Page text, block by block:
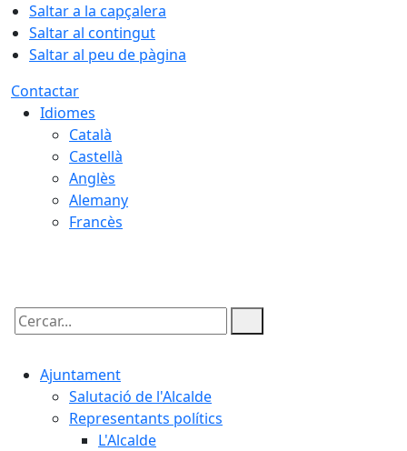
Saltar a la capçalera
Saltar al contingut
Saltar al peu de pàgina
Contactar
Idiomes
Català
Castellà
Anglès
Alemany
Francès
Cercar:
Ajuntament
Salutació de l'Alcalde
Representants polítics
L'Alcalde